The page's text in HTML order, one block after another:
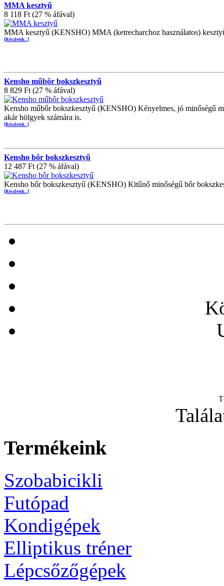
MMA kesztyű
8 118 Ft (27 % áfával)
MMA kesztyű (KENSHO) MMA (ketrecharchoz használatos)
[Részletek...]
Kensho műbôr bokszkesztyű
8 829 Ft (27 % áfával)
Kensho műbőr bokszkesztyű (KENSHO) Kényelmes, jó minőségű
akár hölgyek számára is.
[Részletek...]
Kensho bôr bokszkesztyű
12 487 Ft (27 % áfával)
Kensho bőr bokszkesztyű (KENSHO) Kitűnő minőségű bőr
[Részletek...]
Termékeink
Szobabicikli
Futópad
Kondigépek
Elliptikus tréner
Lépcsőzőgépek